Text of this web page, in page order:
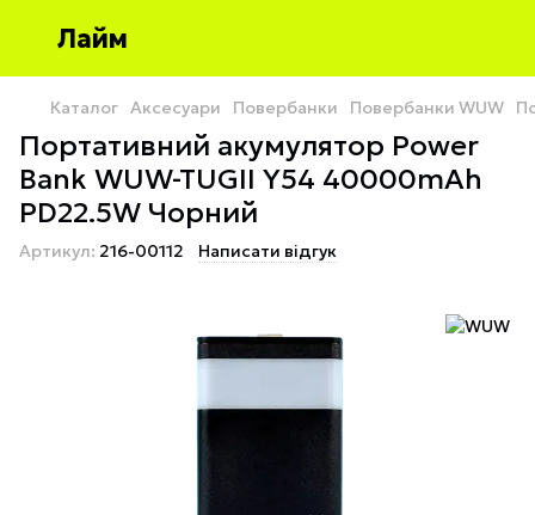
Лайм
Каталог Аксесуари Повербанки Повербанки WUW
Портативний акумулятор Power
Bank WUW-TUGII Y54 40000mAh
PD22.5W Чорний
Артикул: 216-00112 Написати відгук